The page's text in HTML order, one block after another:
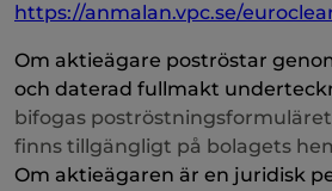
https://anmalan.vpc.se/
Om aktieägare poströstar
och daterad fullmakt
bifogas
finns tillgängligt på bolagets
Om aktieägaren är en juridisk